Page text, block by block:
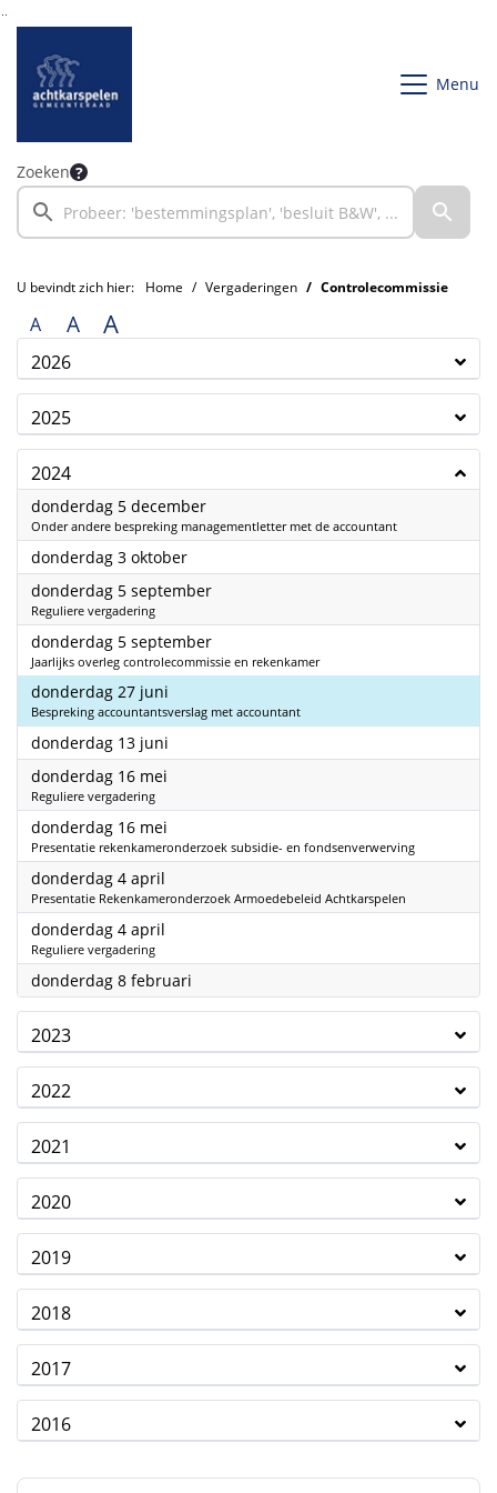
Ga naar de inhoud van deze pagina
Ga naar het zoeken
Ga naar het menu
Menu
Zoeken
U bevindt zich hier: Home Vergaderingen Controlecommissie
A A A
2026
2025
2024
donderdag 5 december2024
Onder andere bespreking managementletter met de accountant
donderdag 3 oktober2024
donderdag 5 september2024
Reguliere vergadering
donderdag 5 september2024
Jaarlijks overleg controlecommissie en rekenkamer
donderdag 27 juni
Bespreking accountantsverslag met accountant
donderdag 13 juni
donderdag 16 mei
Reguliere vergadering
donderdag 16 mei
Presentatie rekenkameronderzoek subsidie- en fondsenverwerving
donderdag 4 april
Presentatie Rekenkameronderzoek Armoedebeleid Achtkarspelen
donderdag 4 april
Reguliere vergadering
donderdag 8 februari
2023
2022
2021
2020
2019
2018
2017
2016